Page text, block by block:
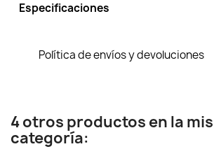
Especificaciones
Política de envíos y devoluciones
4 otros productos en la
categoría: